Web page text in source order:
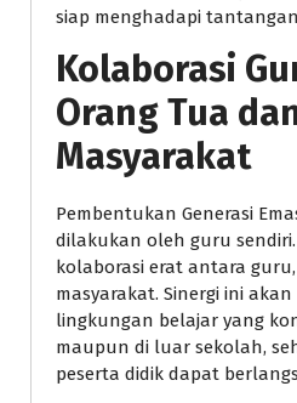
siap menghadapi
Kolaborasi
Orang Tua
Masyarakat
Pembentukan Generasi
dilakukan oleh guru
kolaborasi erat antara
masyarakat. Sinergi ini
lingkungan belajar yang
maupun di luar sekolah,
peserta didik dapat